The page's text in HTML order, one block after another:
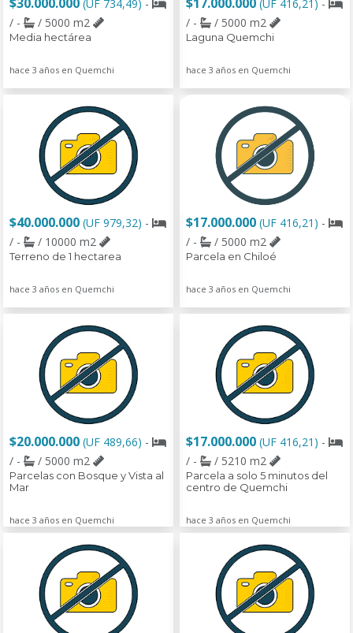
(UF 734,49) -
/ -
/ 5000 m2
Media hectárea
hace 3 años en Quemchi
(UF 416,21) -
/ -
/ 5000 m2
Laguna Quemchi
hace 3 años en Quemchi
$40.000.000 (UF 979,32) -
/ -
/ 10000 m2
Terreno de 1 hectarea
hace 3 años en Quemchi
$17.000.000 (UF 416,21) -
/ -
/ 5000 m2
Parcela en Chiloé
hace 3 años en Quemchi
$20.000.000 (UF 489,66) -
/ -
/ 5000 m2
Parcelas con Bosque y Vista al
Mar
hace 3 años en Quemchi
$17.000.000 (UF 416,21) -
/ -
/ 5210 m2
Parcela a solo 5 minutos del
centro de Quemchi
hace 3 años en Quemchi